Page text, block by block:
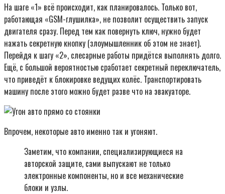
На шаге «1» всё происходит, как планировалось. Только вот,
работающая «GSM-глушилка», не позволит осуществить запуск
двигателя сразу. Перед тем как повернуть ключ, нужно будет
нажать секретную кнопку (злоумышленник об этом не знает).
Перейдя к шагу «2», слесарные работы придётся выполнять долго.
Ещё, с большой вероятностью сработает секретный переключатель,
что приведёт к блокировке ведущих колёс. Транспортировать
машину после этого можно будет разве что на эвакуаторе.
Впрочем, некоторые авто именно так и угоняют.
Заметим, что компании, специализирующиеся на
авторской защите, сами выпускают не только
электронные компоненты, но и все механические
блоки и узлы.